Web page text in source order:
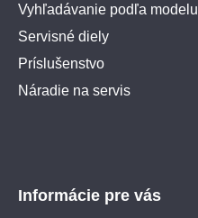
Vyhľadávanie podľa modelu
Servisné diely
Príslušenstvo
Náradie na servis
Informácie pre vás